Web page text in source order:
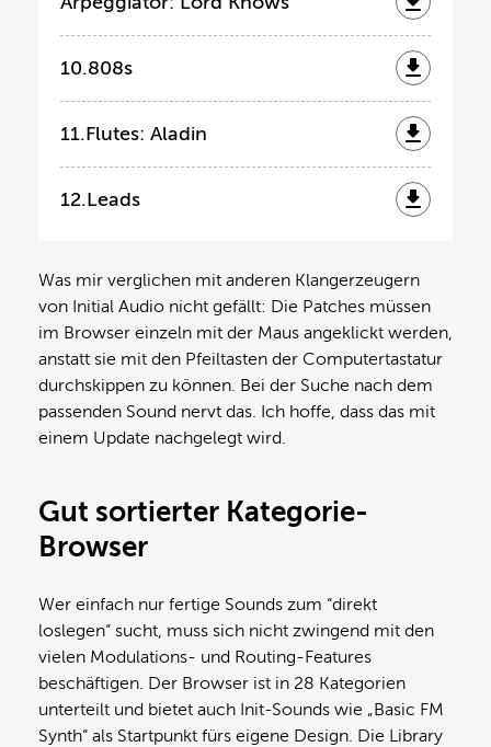
10.808s
11.Flutes: Aladin
12.Leads
Was mir verglichen mit anderen Klangerzeugern
von Initial Audio nicht gefällt: Die Patches müssen
im Browser einzeln mit der Maus angeklickt werden,
anstatt sie mit den Pfeiltasten der Computertastatur
durchskippen zu können. Bei der Suche nach dem
passenden Sound nervt das. Ich hoffe, dass das mit
einem Update nachgelegt wird.
Gut sortierter Kategorie-
Browser
Wer einfach nur fertige Sounds zum “direkt
loslegen“ sucht, muss sich nicht zwingend mit den
vielen Modulations- und Routing-Features
beschäftigen. Der Browser ist in 28 Kategorien
unterteilt und bietet auch Init-Sounds wie „Basic FM
Synth“ als Startpunkt fürs eigene Design. Die Library